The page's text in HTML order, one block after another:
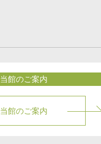
当館のご案内
当館のご案内